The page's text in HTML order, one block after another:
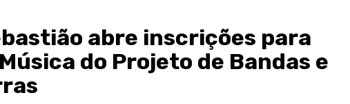
abre inscrições para
do Projeto de Bandas e